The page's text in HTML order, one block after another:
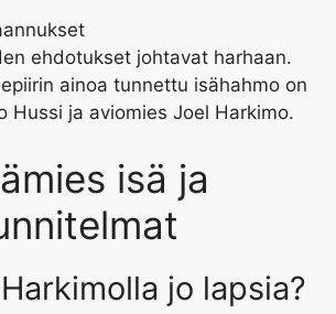
ehdotukset johtavat harhaan.
ainoa tunnettu isähahmo on
Hussi ja aviomies Joel Harkimo.
isä ja
jo lapsia?